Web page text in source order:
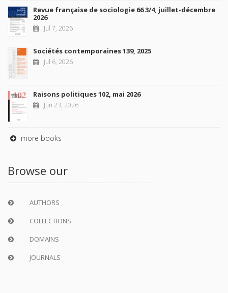
Revue française de sociologie 66 3/4, juillet-décembre
2026
Jul 7, 2026
Sociétés contemporaines 139, 2025
Jul 6, 2026
Raisons politiques 102, mai 2026
Jun 23, 2026
more books
Browse our
AUTHORS
COLLECTIONS
DOMAINS
JOURNALS